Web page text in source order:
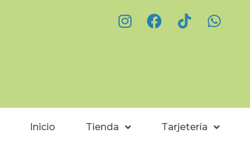
Inicio Tienda Tarjetería